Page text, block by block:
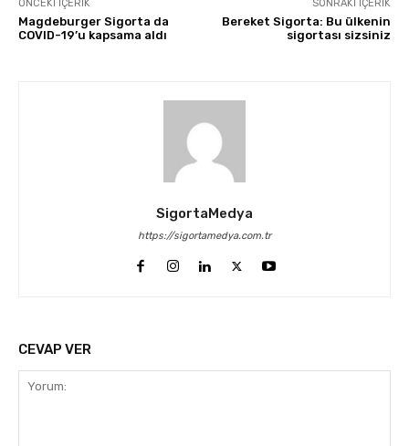
ÖNCEKI İÇERIK
Magdeburger Sigorta da
COVID-19’u kapsama aldı
SONRAKI İÇERIK
Bereket Sigorta: Bu ülkenin
sigortası sizsiniz
SigortaMedya
https://sigortamedya.com.tr
CEVAP VER